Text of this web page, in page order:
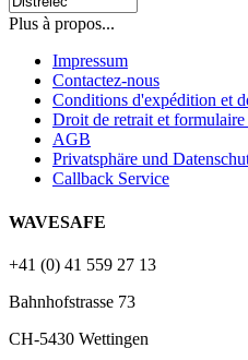
Plus à propos...
Impressum
Contactez-nous
Conditions d'expédition et
Droit de retrait et
AGB
Privatsphäre und
Callback Service
WAVESAFE
+41 (0) 41 559 27 13
Bahnhofstrasse 73
CH-5430 Wettingen